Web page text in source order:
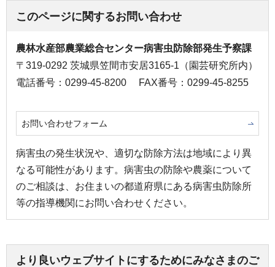
このページに関するお問い合わせ
農林水産部農業総合センター病害虫防除部発生予察課
〒319-0292 茨城県笠間市安居3165-1（園芸研究所内）
電話番号：0299-45-8200
FAX番号：0299-45-8255
お問い合わせフォーム
病害虫の発生状況や、適切な防除方法は地域により異
なる可能性があります。病害虫の防除や農薬について
のご相談は、お住まいの都道府県にある病害虫防除所
等の指導機関にお問い合わせください。
より良いウェブサイトにするためにみなさまのご